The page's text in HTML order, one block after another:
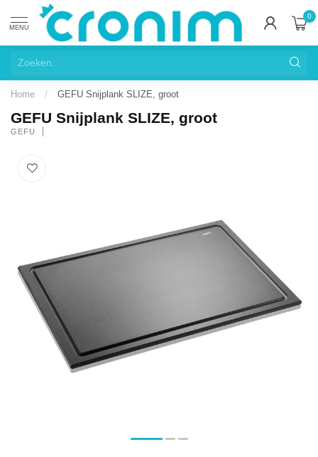
MENU
0
Home / GEFU Snijplank SLIZE, groot
GEFU Snijplank SLIZE, groot
GEFU